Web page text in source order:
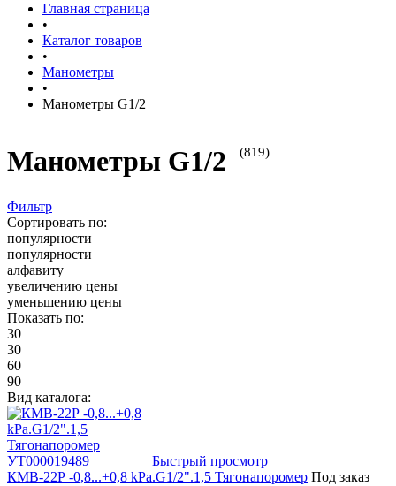
Главная страница
•
Каталог товаров
•
Манометры
•
Манометры G1/2
Манометры G1/2 (819)
Фильтр
Сортировать по:
популярности
популярности
алфавиту
увеличению цены
уменьшению цены
Показать по:
30
30
60
90
Вид каталога:
Быстрый просмотр
КМВ-22Р -0,8...+0,8 kPа.G1/2".1,5 Тягонапоромер Под заказ